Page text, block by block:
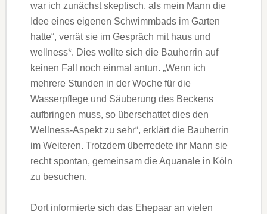
war ich zunächst skeptisch, als mein Mann die
Idee eines eigenen Schwimmbads im Garten
hatte“, verrät sie im Gespräch mit haus und
wellness*. Dies wollte sich die Bauherrin auf
keinen Fall noch einmal antun. „Wenn ich
mehrere Stunden in der Woche für die
Wasserpflege und Säuberung des Beckens
aufbringen muss, so überschattet dies den
Wellness-Aspekt zu sehr“, erklärt die Bauherrin
im Weiteren. Trotzdem überredete ihr Mann sie
recht spontan, gemeinsam die Aquanale in Köln
zu besuchen.
Dort informierte sich das Ehepaar an vielen